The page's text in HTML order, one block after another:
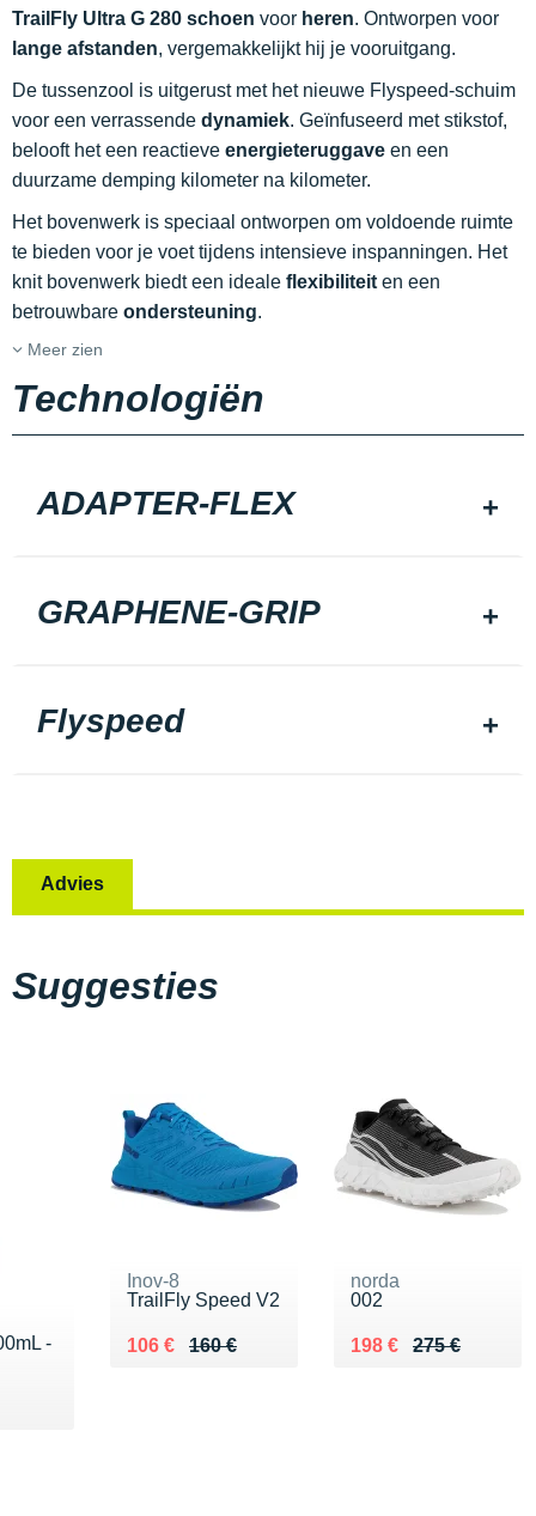
TrailFly Ultra G 280 schoen voor heren. Ontworpen voor
lange afstanden, vergemakkelijkt hij je vooruitgang.
De tussenzool is uitgerust met het nieuwe Flyspeed-schuim
voor een verrassende dynamiek. Geïnfuseerd met stikstof,
belooft het een reactieve energieteruggave en een
duurzame demping kilometer na kilometer.
Het bovenwerk is speciaal ontworpen om voldoende ruimte
te bieden voor je voet tijdens intensieve inspanningen. Het
knit bovenwerk biedt een ideale flexibiliteit en een
betrouwbare ondersteuning.
Meer zien
Technologiën
ADAPTER-FLEX
GRAPHENE-GRIP
Flyspeed
Advies
Suggesties
-
Inov-8
TrailFly Speed V2
160 €
Au lieu de 160 €
106 €
Vendu 106 €
norda
002
275 €
Au lieu de 275 €
198 €
Vendu 198 €